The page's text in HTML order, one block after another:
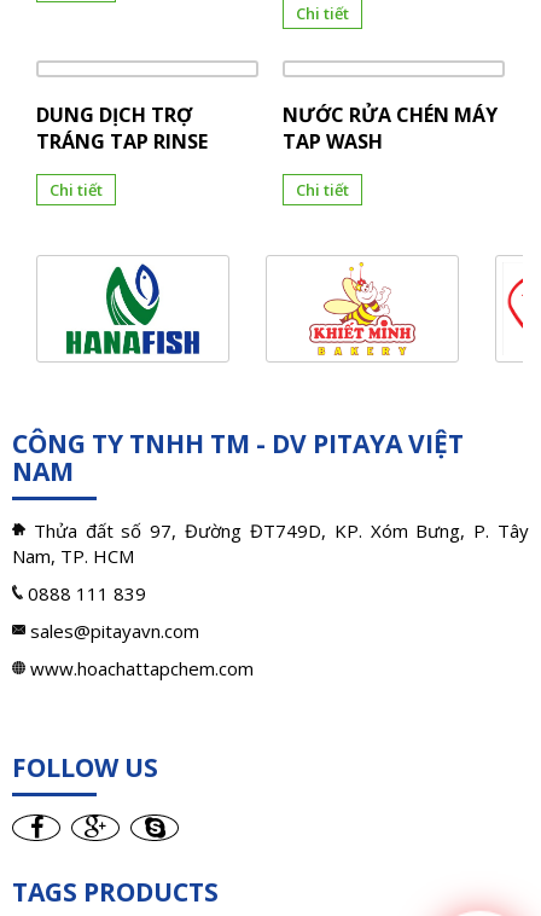
Chi tiết
DUNG DỊCH TRỢ
TRÁNG TAP RINSE
Chi tiết
NƯỚC RỬA CHÉN MÁY
TAP WASH
Chi tiết
CÔNG TY TNHH TM - DV PITAYA VIỆT
NAM
Thửa đất số 97, Đường ĐT749D, KP. Xóm Bưng, P. Tây
Nam, TP. HCM
0888 111 839
sales@pitayavn.com
www.hoachattapchem.com
FOLLOW US
TAGS PRODUCTS